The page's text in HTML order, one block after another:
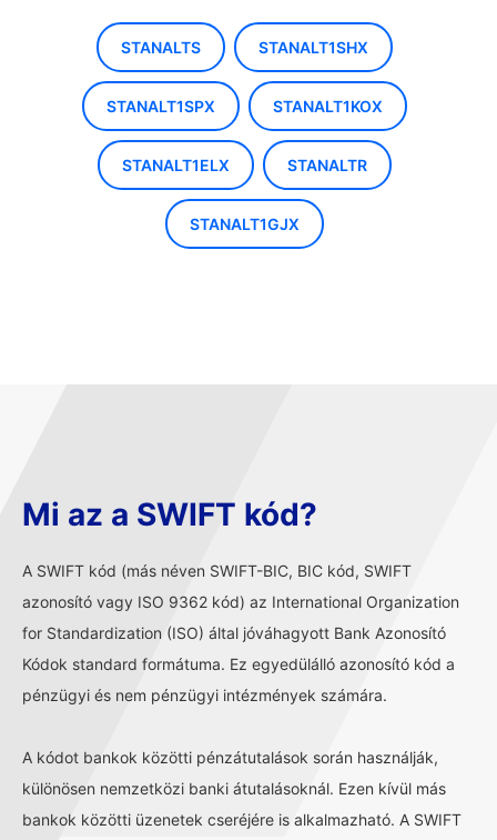
STANALTS STANALT1SHX
STANALT1SPX STANALT1KOX
STANALT1ELX STANALTR
STANALT1GJX
Mi az a SWIFT kód?
A SWIFT kód (más néven SWIFT-BIC, BIC kód, SWIFT
azonosító vagy ISO 9362 kód) az International Organization
for Standardization (ISO) által jóváhagyott Bank Azonosító
Kódok standard formátuma. Ez egyedülálló azonosító kód a
pénzügyi és nem pénzügyi intézmények számára.
A kódot bankok közötti pénzátutalások során használják,
különösen nemzetközi banki átutalásoknál. Ezen kívül más
bankok közötti üzenetek cseréjére is alkalmazható. A SWIFT